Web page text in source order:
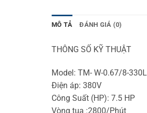
MÔ TẢ ĐÁNH GIÁ (0)
THÔNG SỐ KỸ THUẬT
Model: TM- W-0.67/8-330L
Điện áp: 380V
Công Suất (HP): 7.5 HP
Vòng tua :2800/Phút